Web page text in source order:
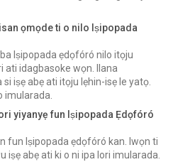
ọmọde ti o nilo Iṣipopada
Iṣipopada ẹdọfóró nilo itọju
ati idagbasoke wọn. Ilana
iṣẹ abẹ ati itọju lẹhin-isẹ le yatọ.
imularada.
yiyanyẹ fun Iṣipopada Ẹdọfóró
fun Iṣipopada ẹdọfóró kan. Iwọn ti
iṣẹ abẹ ati ki o ni ipa lori imularada.